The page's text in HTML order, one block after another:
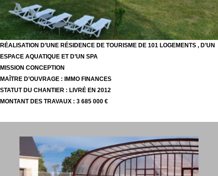
RÉALISATION D’UNE RÉSIDENCE DE TOURISME DE 101 LOGEMENTS , D’UN
ESPACE AQUATIQUE ET D’UN SPA
MISSION CONCEPTION
MAÎTRE D’OUVRAGE : IMMO FINANCES
STATUT DU CHANTIER : LIVRÉ EN 2012
MONTANT DES TRAVAUX : 3 685 000 €